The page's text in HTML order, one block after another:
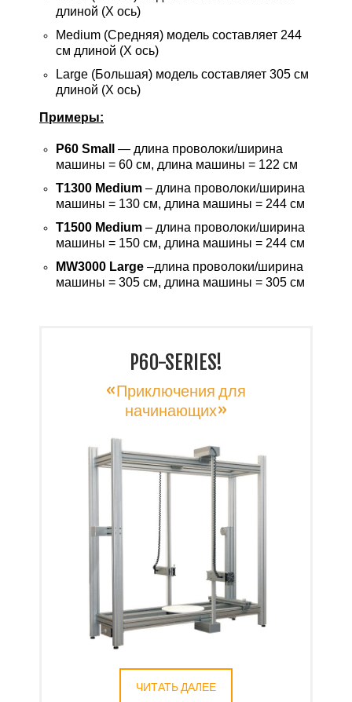
длиной (X ось)
Medium (Средняя) модель составляет 244
см длиной (X ось)
Large (Большая) модель составляет 305 см
длиной (X ось)
Примеры:
P60 Small
— длина проволоки/ширина
машины = 60 см, длина машины = 122 см
T1300 Medium – длина проволоки/ширина
машины = 130 см, длина машины = 244 см
T1500 Medium – длина проволоки/ширина
машины = 150 см, длина машины = 244 см
MW3000 Large –длина проволоки/ширина
машины = 305 см, длина машины = 305 см
P60-SERIES!
«Приключения для
начинающих»
ЧИТАТЬ ДАЛЕЕ